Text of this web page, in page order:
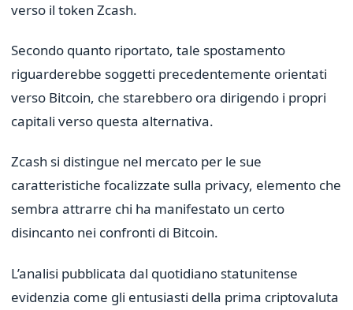
verso il token Zcash.
Secondo quanto riportato, tale spostamento
riguarderebbe soggetti precedentemente orientati
verso Bitcoin, che starebbero ora dirigendo i propri
capitali verso questa alternativa.
Zcash si distingue nel mercato per le sue
caratteristiche focalizzate sulla privacy, elemento che
sembra attrarre chi ha manifestato un certo
disincanto nei confronti di Bitcoin.
L’analisi pubblicata dal quotidiano statunitense
evidenzia come gli entusiasti della prima criptovaluta